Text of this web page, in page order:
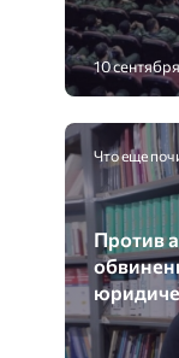
10
Что еще
Против